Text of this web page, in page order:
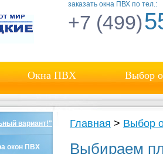
заказать окна ПВХ по тел.:
+7 (499)
Окна ПВХ Выбор
вариант!"
окон ПВХ
Главная > Выбор
Выбираем